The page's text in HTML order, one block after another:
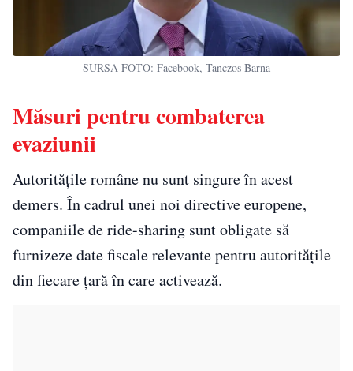
SURSA FOTO: Facebook, Tanczos Barna
Măsuri pentru combaterea
evaziunii
Autoritățile române nu sunt singure în acest
demers. În cadrul unei noi directive europene,
companiile de ride-sharing sunt obligate să
furnizeze date fiscale relevante pentru autoritățile
din fiecare țară în care activează.